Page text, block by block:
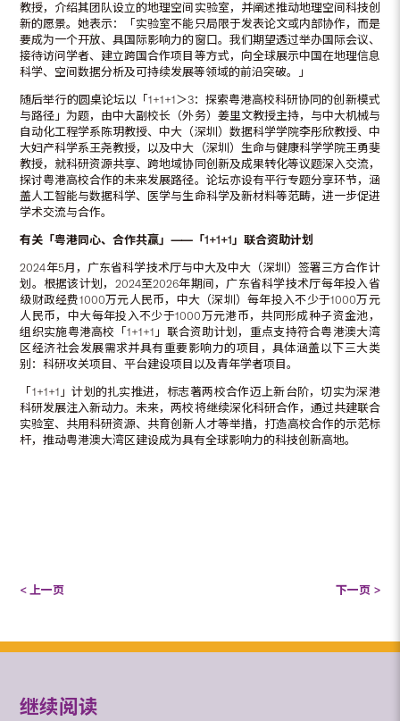
教授，介绍其团队设立的地理空间实验室，并阐述推动地理空间科技创
新的愿景。她表示：「实验室不能只局限于发表论文或内部协作，而是
要成为一个开放、具国际影响力的窗口。我们期望透过举办国际会议、
接待访问学者、建立跨国合作项目等方式，向全球展示中国在地理信息
科学、空间数据分析及可持续发展等领域的前沿突破。」
随后举行的圆桌论坛以「1+1+1＞3：探索粤港高校科研协同的创新模式
与路径」为题，由中大副校长（外务）姜里文教授主持，与中大机械与
自动化工程学系陈玥教授、中大（深圳）数据科学学院李彤欣教授、中
大妇产科学系王尧教授，以及中大（深圳）生命与健康科学学院王勇斐
教授，就科研资源共享、跨地域协同创新及成果转化等议题深入交流，
探讨粤港高校合作的未来发展路径。论坛亦设有平行专题分享环节，涵
盖人工智能与数据科学、医学与生命科学及新材料等范畴，进一步促进
学术交流与合作。
有关「粤港同心、合作共赢」⸺ 「1+1+1」联合资助计划
2024年5月，广东省科学技术厅与中大及中大（深圳）签署三方合作计
划。根据该计划，2024至2026年期间，广东省科学技术厅每年投入省
级财政经费1000万元人民币，中大（深圳）每年投入不少于1000万元
人民币，中大每年投入不少于1000万元港币，共同形成种子资金池，
组织实施粤港高校「1+1+1」联合资助计划，重点支持符合粤港澳大湾
区经济社会发展需求并具有重要影响力的项目，具体涵盖以下三大类
别：科研攻关项目、平台建设项目以及青年学者项目。
「1+1+1」计划的扎实推进，标志著两校合作迈上新台阶，切实为深港
科研发展注入新动力。未来，两校将继续深化科研合作，通过共建联合
实验室、共用科研资源、共育创新人才等举措，打造高校合作的示范标
杆，推动粤港澳大湾区建设成为具有全球影响力的科技创新高地。
< 上一页 下一页 >
继续阅读